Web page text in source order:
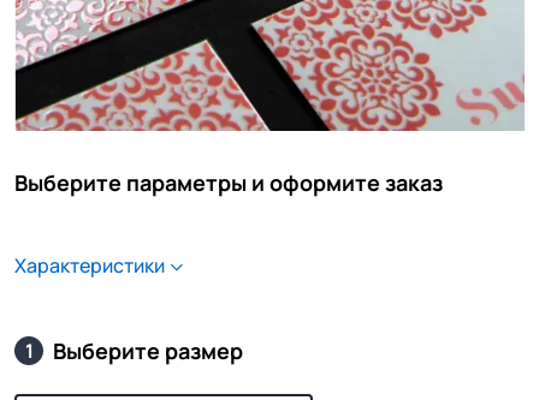
Выберите параметры и оформите заказ
Характеристики
1 Выберите размер